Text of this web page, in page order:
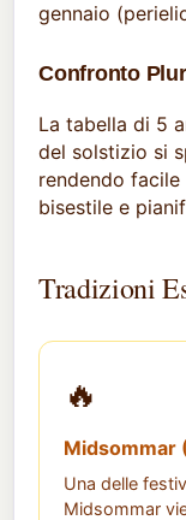
gennaio
Confronto
La tabella di 5
del solstizio si
rendendo
bisestile e
Tradizioni
🔥
Midsommar
Una delle
Midsommar